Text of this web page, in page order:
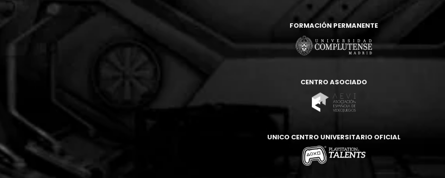
FORMACIÓN PERMANENTE
CENTRO ASOCIADO
UNICO CENTRO UNIVERSITARIO OFICIAL